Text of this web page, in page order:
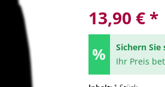
13,90 € *
Sichern
Ihr Preis